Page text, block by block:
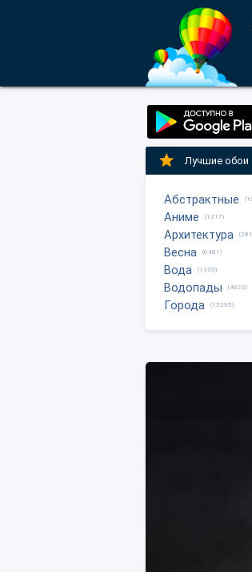
Лучшие обои
Абстрактные
Аниме (1217)
Архитектура
Весна (6481)
Вода (1335)
Водопады (4623)
Города (15295)